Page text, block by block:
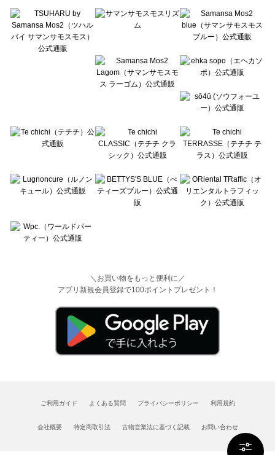
Lugnoncure（ルノンキュール）のトップス一覧
BETTY'S BLUE（べティーズブルー）のトップス一覧
Wpc.（ワールドパーティー）のトップス一覧
＼お買い物をもっと便利に／
アプリ新規会員登録で100ポイントプレゼント！
ご利用ガイド よくある質問 プライバシーポリシー 利用規約
会社概要 特定商取引法 古物営業法に基づく記載 お問い合わせ